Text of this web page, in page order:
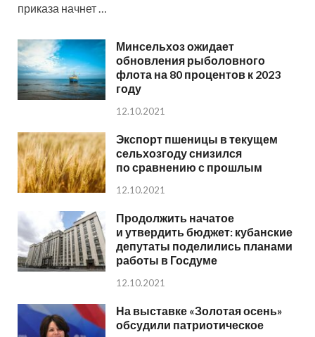
приказа начнет …
Минсельхоз ожидает
обновления рыболовного
флота на 80 процентов к 2023
году
12.10.2021
Экспорт пшеницы в текущем
сельхозгоду снизился
по сравнению с прошлым
12.10.2021
Продолжить начатое
и утвердить бюджет: кубанские
депутаты поделились планами
работы в Госдуме
12.10.2021
На выставке «Золотая осень»
обсудили патриотическое